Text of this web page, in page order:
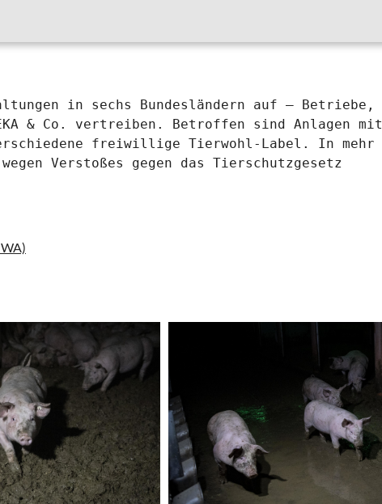
in sechs Bundesländern auf – Betriebe,
& Co. vertreiben. Betroffen sind Anlagen mit
freiwillige Tierwohl-Label. In mehr
Verstoßes gegen das Tierschutzgesetz